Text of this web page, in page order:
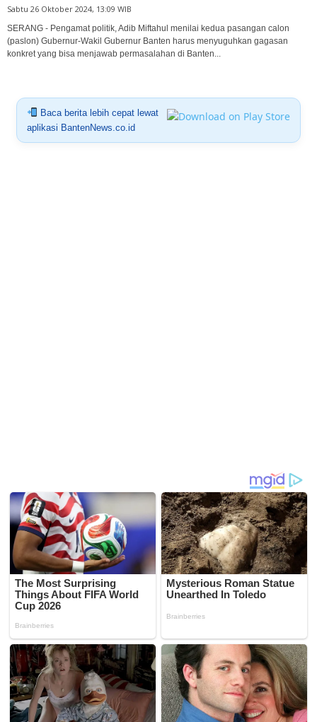
Sabtu 26 Oktober 2024, 13:09 WIB
SERANG - Pengamat politik, Adib Miftahul menilai kedua pasangan calon
(paslon) Gubernur-Wakil Gubernur Banten harus menyuguhkan gagasan
konkret yang bisa menjawab permasalahan di Banten...
Baca berita lebih cepat lewat
aplikasi BantenNews.co.id